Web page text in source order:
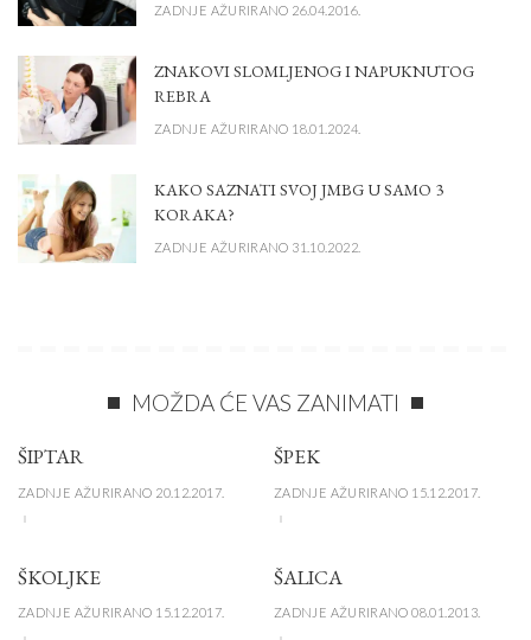
ZADNJE AŽURIRANO 26.04.2016.
ZNAKOVI SLOMLJENOG I NAPUKNUTOG
REBRA
ZADNJE AŽURIRANO 18.01.2024.
KAKO SAZNATI SVOJ JMBG U SAMO 3
KORAKA?
ZADNJE AŽURIRANO 31.10.2022.
MOŽDA ĆE VAS ZANIMATI
ŠIPTAR
ZADNJE AŽURIRANO 20.12.2017.
ŠPEK
ZADNJE AŽURIRANO 15.12.2017.
ŠKOLJKE
ZADNJE AŽURIRANO 15.12.2017.
ŠALICA
ZADNJE AŽURIRANO 08.01.2013.